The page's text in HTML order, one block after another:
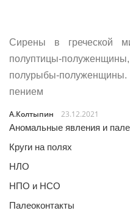
Сирены в греческой
полуптицы-
полурыбы-
пением
А.Колтыпин
23.12.2021
Аномальные явления и
Круги на полях
НЛО
НПО и НСО
Палеоконтакты